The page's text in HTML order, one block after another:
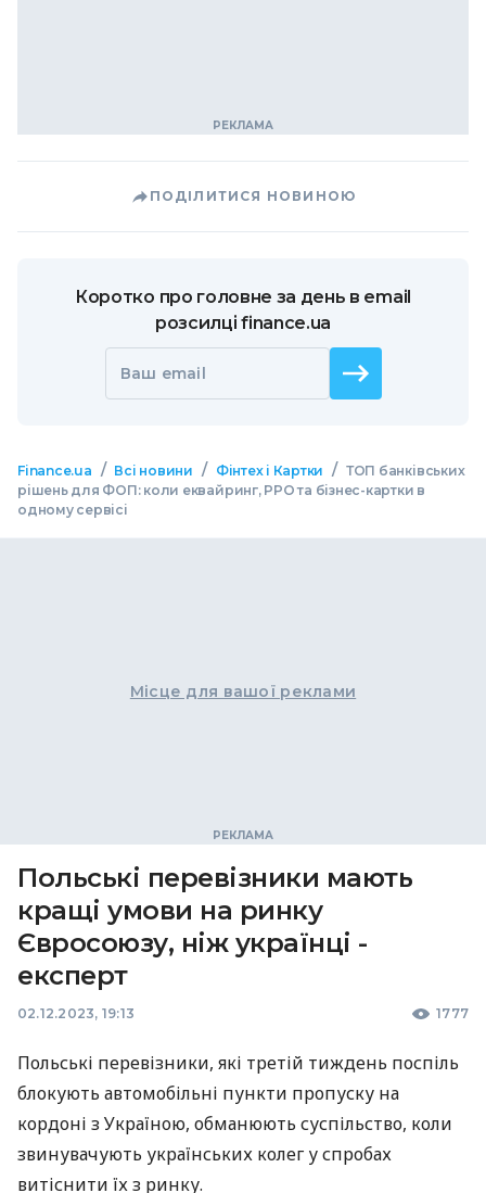
ПОДІЛИТИСЯ НОВИНОЮ
Коротко про головне за день в email
розсилці finance.ua
Ваш email
Finance.ua / Всі новини / Фінтех і Картки / ТОП банківських
рішень для ФОП: коли еквайринг, РРО та бізнес-картки в
одному сервісі
Місце для вашої реклами
Польські перевізники мають
кращі умови на ринку
Євросоюзу, ніж українці -
експерт
02.12.2023, 19:13 1777
Польські перевізники, які третій тиждень поспіль
блокують автомобільні пункти пропуску на
кордоні з Україною, обманюють суспільство, коли
звинувачують українських колег у спробах
витіснити їх з ринку.